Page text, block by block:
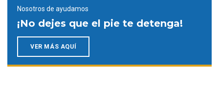
Nosotros de ayudamos
¡No dejes que el pie te detenga!
VER MÁS AQUÍ